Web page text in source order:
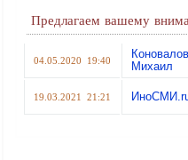
Предлагаем вашему
04.05.2020 19:40
Коновалов
Михаил
19.03.2021 21:21